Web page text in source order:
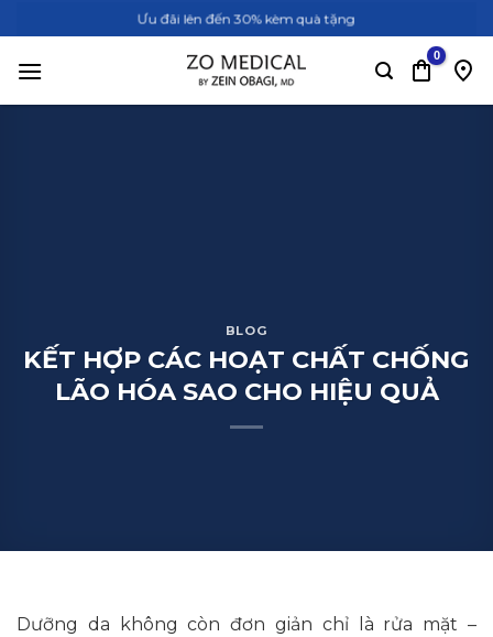
qua
nội
Ưu đãi lên đến 30% kèm quà tặng
BLOG
KẾT HỢP CÁC HOẠT CHẤT CHỐNG
LÃO HÓA SAO CHO HIỆU QUẢ
Dưỡng da không còn đơn giản chỉ là rửa mặt –